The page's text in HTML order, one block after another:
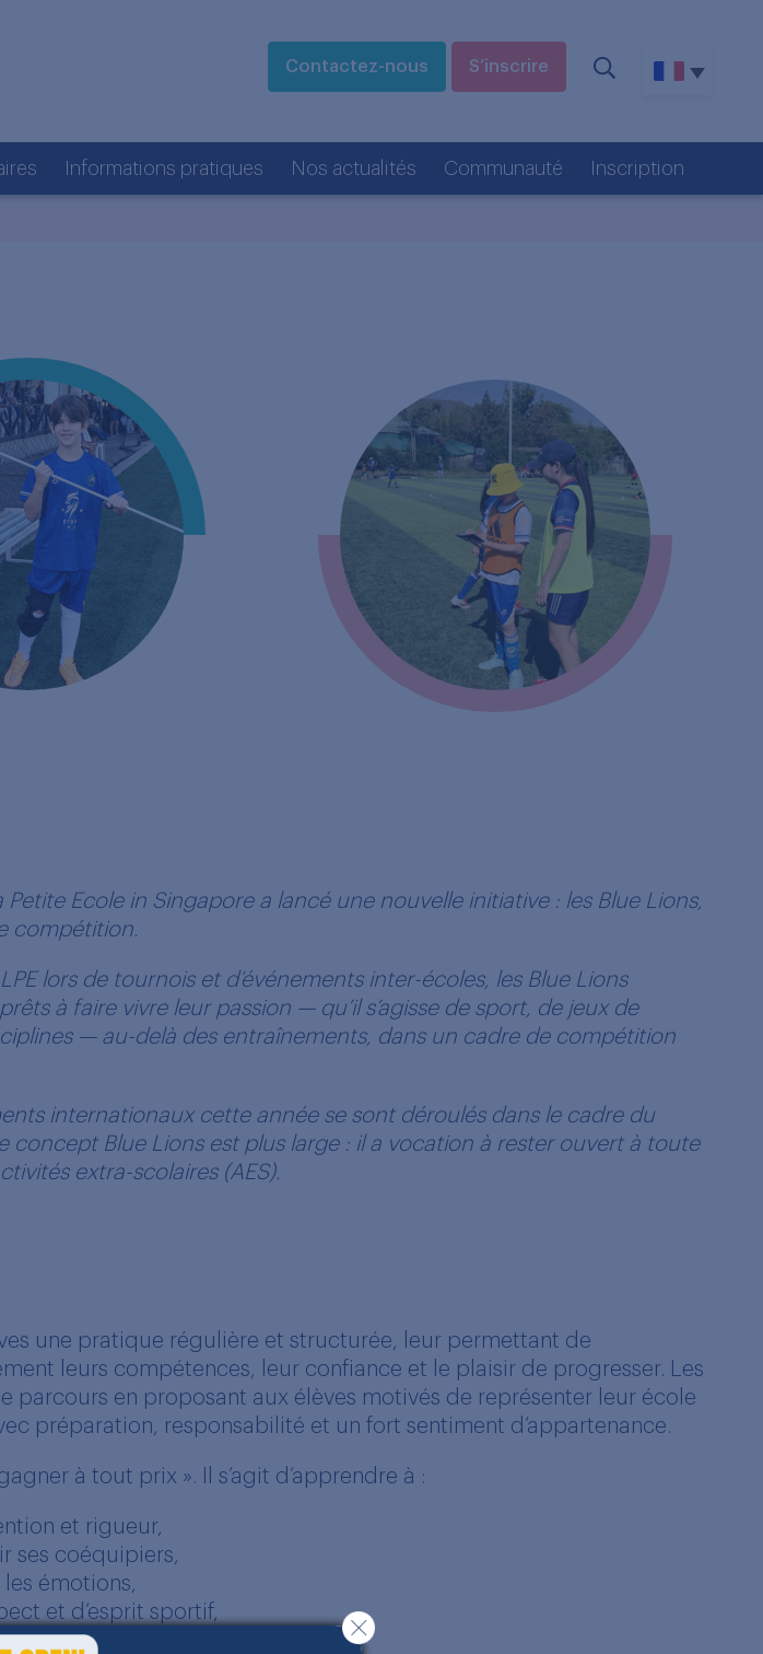
Contactez-nous S’inscrire
Informations pratiques Nos actualités Communauté Inscription
Ecole in Singapore a lancé une nouvelle initiative : les Blue Lions,
compétition.
lors de tournois et d’événements inter-écoles, les Blue Lions
à faire vivre leur passion — qu’il s’agisse de sport, de jeux de
— au-delà des entraînements, dans un cadre de compétition
internationaux cette année se sont déroulés dans le cadre du
concept Blue Lions est plus large : il a vocation à rester ouvert à toute
extra-scolaires (AES).
une pratique régulière et structurée, leur permettant de
leurs compétences, leur confiance et le plaisir de progresser. Les
parcours en proposant aux élèves motivés de représenter leur école
préparation, responsabilité et un fort sentiment d’appartenance.
à tout prix ». Il s’agit d’apprendre à :
et rigueur,
ses coéquipiers,
émotions,
et d’esprit sportif,